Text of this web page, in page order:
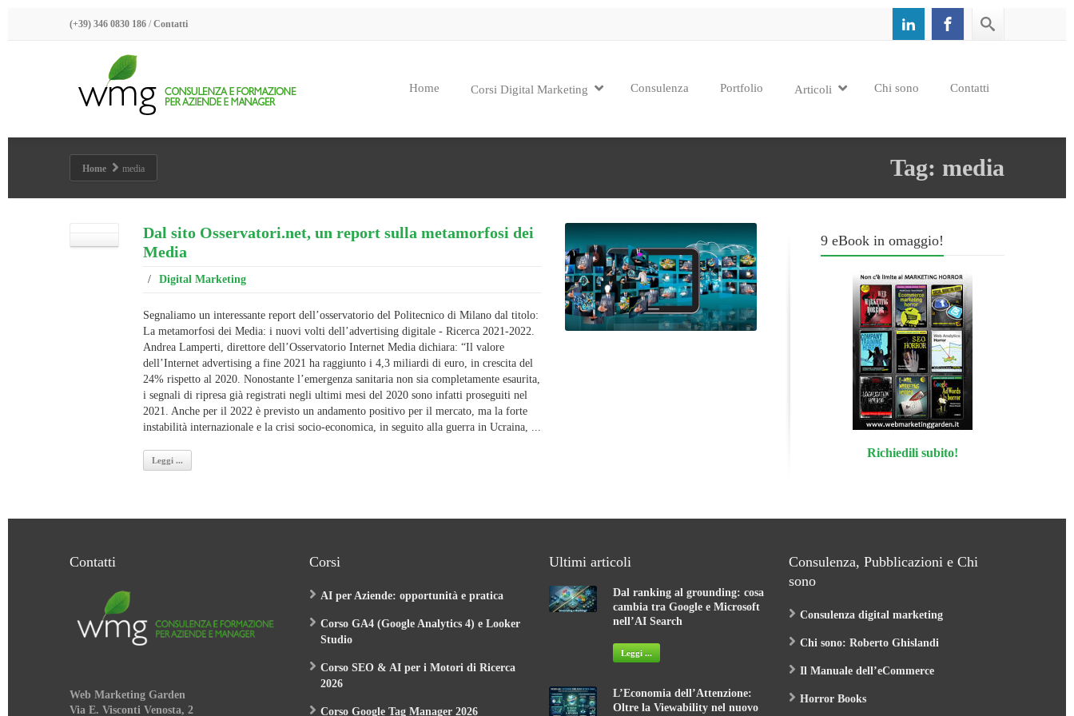
(+39) 346 0830 186 / Contatti
Home Corsi Digital Marketing Consulenza Portfolio Articoli Chi sono Contatti
Tag: media
Home media
Dal sito Osservatori.net, un report sulla metamorfosi dei
Media
/ Digital Marketing
Segnaliamo un interessante report dell’osservatorio del Politecnico di Milano dal titolo:
La metamorfosi dei Media: i nuovi volti dell’advertising digitale - Ricerca 2021-2022.
Andrea Lamperti, direttore dell’Osservatorio Internet Media dichiara: “Il valore
dell’Internet advertising a fine 2021 ha raggiunto i 4,3 miliardi di euro, in crescita del
24% rispetto al 2020. Nonostante l’emergenza sanitaria non sia completamente esaurita,
i segnali di ripresa già registrati negli ultimi mesi del 2020 sono infatti proseguiti nel
2021. Anche per il 2022 è previsto un andamento positivo per il mercato, ma la forte
instabilità internazionale e la crisi socio-economica, in seguito alla guerra in Ucraina, ...
Leggi ...
9 eBook in omaggio!
Richiedili subito!
Contatti
Web Marketing Garden
Via E. Visconti Venosta, 2
Corsi
AI per Aziende: opportunità e pratica
Corso GA4 (Google Analytics 4) e Looker
Studio
Corso SEO & AI per i Motori di Ricerca
2026
Corso Google Tag Manager 2026
Ultimi articoli
Dal ranking al grounding: cosa
cambia tra Google e Microsoft
nell’AI Search
Leggi ...
L’Economia dell’Attenzione:
Oltre la Viewability nel nuovo
Consulenza, Pubblicazioni e Chi
sono
Consulenza digital marketing
Chi sono: Roberto Ghislandi
Il Manuale dell’eCommerce
Horror Books